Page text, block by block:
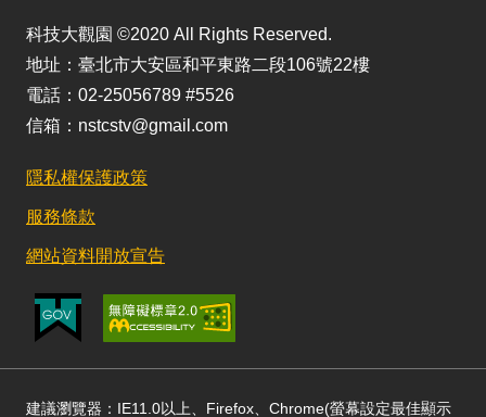
科技大觀園 ©2020 All Rights Reserved.
地址：臺北市大安區和平東路二段106號22樓
電話：02-25056789 #5526
信箱：nstcstv@gmail.com
隱私權保護政策
服務條款
網站資料開放宣告
建議瀏覽器：IE11.0以上、Firefox、Chrome(螢幕設定最佳顯示